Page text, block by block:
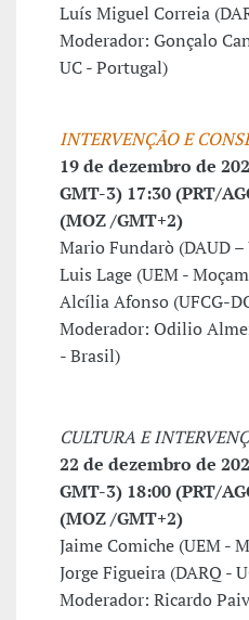
Luís Miguel Correia
Moderador: Gonçalo
UC - Portugal)
INTERVENÇÃO E
19 de dezembro de
GMT-3) 17:30 (PRT/
(MOZ /GMT+2)
Mario Fundarò (DAUD –
Luis Lage (UEM -
Alcília Afonso (UFCG-
Moderador: Odilio
- Brasil)
CULTURA E
22 de dezembro de
GMT-3) 18:00 (PRT/
(MOZ /GMT+2)
Jaime Comiche (UEM -
Jorge Figueira (DARQ -
Moderador: Ricardo